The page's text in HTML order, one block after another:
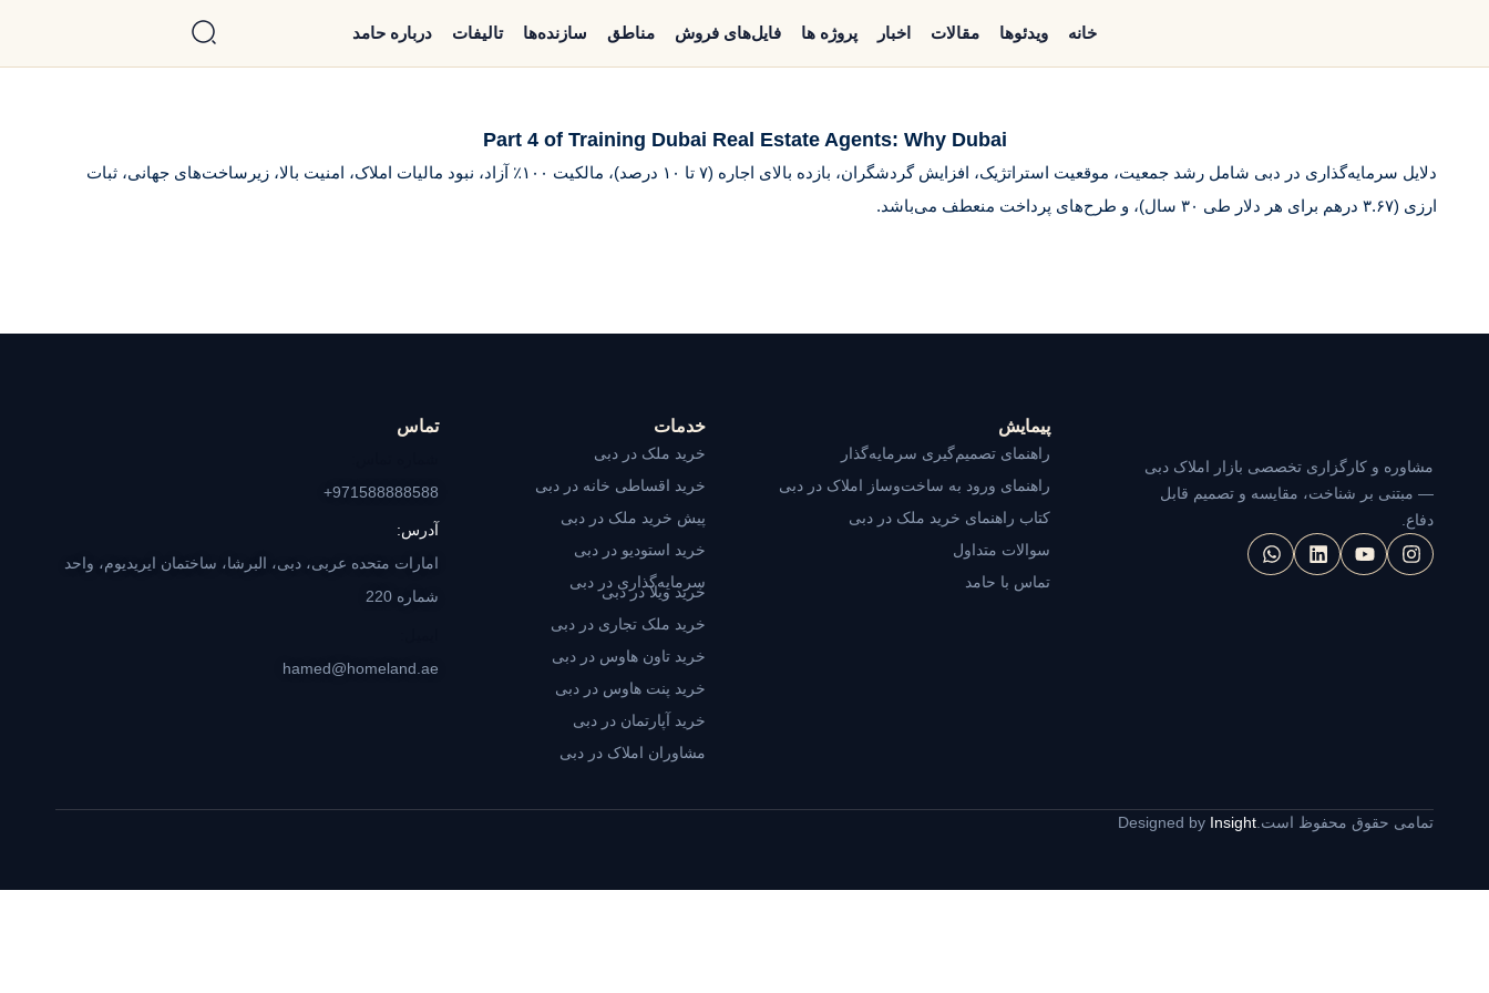
خانه ویدئوها مقالات اخبار پروژه ها فایل‌های فروش مناطق سازنده‌ها تالیفات درباره حامد
Part 4 of Training Dubai Real Estate Agents: Why Dubai
دلایل سرمایه‌گذاری در دبی شامل رشد جمعیت، موقعیت استراتژیک، افزایش گردشگران، بازده بالای اجاره (۷ تا ۱۰ درصد)، مالکیت ۱۰۰٪ آزاد، نبود مالیات املاک، امنیت بالا، زیرساخت‌های جهانی، ثبات
ارزی (۳.۶۷ درهم برای هر دلار طی ۳۰ سال)، و طرح‌های پرداخت منعطف می‌باشد.
مشاوره و کارگزاری تخصصی بازار املاک دبی
— مبتنی بر شناخت، مقایسه و تصمیم قابل
دفاع.
پیمایش
راهنمای تصمیم‌گیری سرمایه‌گذار
راهنمای ورود به ساخت‌وساز املاک در دبی
کتاب راهنمای خرید ملک در دبی
سوالات متداول
تماس با حامد
خدمات
خرید ملک در دبی
خرید اقساطی خانه در دبی
پیش خرید ملک در دبی
خرید استودیو در دبی
سرمایه‌گذاری در دبی
خرید ویلا در دبی
خرید ملک تجاری در دبی
خرید تاون هاوس در دبی
خرید پنت هاوس در دبی
خرید آپارتمان در دبی
مشاوران املاک در دبی
تماس
971588888588+
آدرس:
امارات متحده عربی، دبی، البرشا، ساختمان ایریدیوم، واحد
شماره 220
hamed@homeland.ae
تمامی حقوق محفوظ است. Designed by Insight